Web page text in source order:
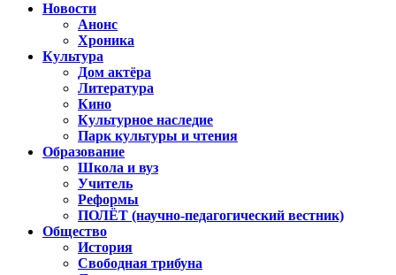
Новости
Анонс
Хроника
Культура
Дом актёра
Литература
Кино
Культурное наследие
Парк культуры и чтения
Образование
Школа и вуз
Учитель
Реформы
ПОЛЁТ (научно-педагогический вестник)
Общество
История
Свободная трибуна